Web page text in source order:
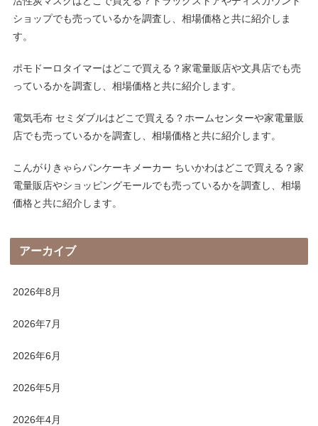
ショップでも売っているかを調査し、相場価格と共に紹介しま
す。
ポモドーロタイマーはどこで買える？家電量販店や文具店でも売
っているかを調査し、相場価格と共に紹介します。
電気毛布 セミダブルはどこで買える？ホームセンターや家電量販
店でも売っているかを調査し、相場価格と共に紹介します。
こんがりきゃらパンケーキメーカー ちいかわはどこで買える？家
電量販店やショッピングモールでも売っているかを調査し、相場
価格と共に紹介します。
アーカイブ
2026年8月
2026年7月
2026年6月
2026年5月
2026年4月